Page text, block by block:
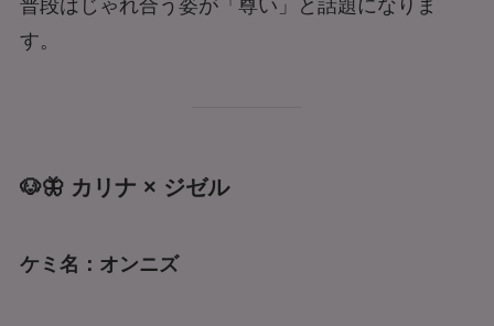
普段はじゃれ合う姿が「尊い」と話題になりま
す。
🐶🦋 カリナ × ジゼル
ケミ名：オンニズ